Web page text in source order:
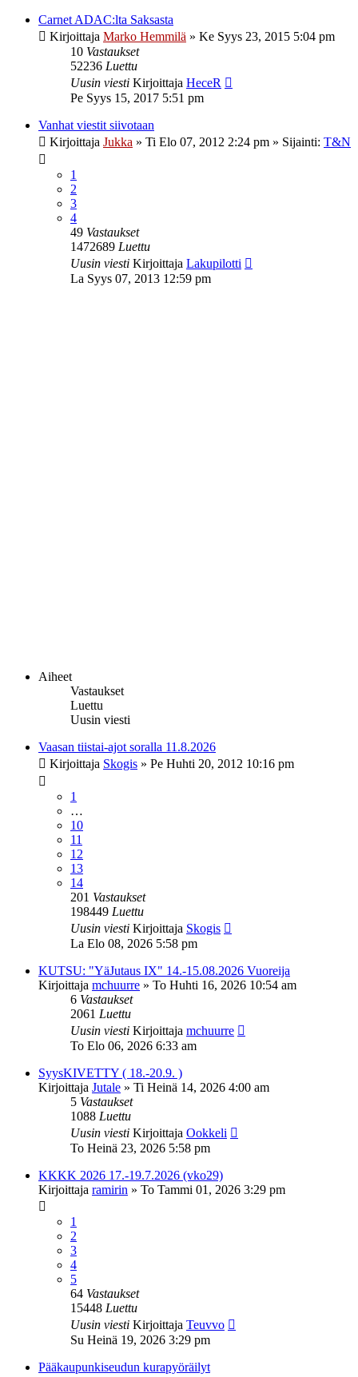
Carnet ADAC:lta Saksasta
Kirjoittaja Marko Hemmilä » Ke Syys 23, 2015 5:04 pm
10 Vastaukset
52236 Luettu
Uusin viesti Kirjoittaja HeceR
Pe Syys 15, 2017 5:51 pm
Vanhat viestit siivotaan
Kirjoittaja Jukka » Ti Elo 07, 2012 2:24 pm » Sijainti: T&N
1
2
3
4
49 Vastaukset
1472689 Luettu
Uusin viesti Kirjoittaja Lakupilotti
La Syys 07, 2013 12:59 pm
Aiheet
Vastaukset
Luettu
Uusin viesti
Vaasan tiistai-ajot soralla 11.8.2026
Kirjoittaja Skogis » Pe Huhti 20, 2012 10:16 pm
1
…
10
11
12
13
14
201 Vastaukset
198449 Luettu
Uusin viesti Kirjoittaja Skogis
La Elo 08, 2026 5:58 pm
KUTSU: "YäJutaus IX" 14.-15.08.2026 Vuoreija
Kirjoittaja mchuurre » To Huhti 16, 2026 10:54 am
6 Vastaukset
2061 Luettu
Uusin viesti Kirjoittaja mchuurre
To Elo 06, 2026 6:33 am
SyysKIVETTY ( 18.-20.9. )
Kirjoittaja Jutale » Ti Heinä 14, 2026 4:00 am
5 Vastaukset
1088 Luettu
Uusin viesti Kirjoittaja Ookkeli
To Heinä 23, 2026 5:58 pm
KKKK 2026 17.-19.7.2026 (vko29)
Kirjoittaja ramirin » To Tammi 01, 2026 3:29 pm
1
2
3
4
5
64 Vastaukset
15448 Luettu
Uusin viesti Kirjoittaja Teuvvo
Su Heinä 19, 2026 3:29 pm
Pääkaupunkiseudun kurapyöräilyt